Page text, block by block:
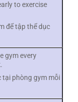
to exercise
để tập thể dục
gym every
tại phòng gym mỗi